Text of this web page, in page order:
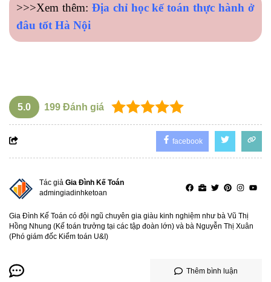
>>>Xem thêm: Địa chỉ học kế toán thực hành ở
đâu tốt Hà Nội
5.0 199 Đánh giá
facebook
Tác giả Gia Đình Kế Toán
admingiadinhketoan
Gia Đình Kế Toán có đội ngũ chuyên gia giàu kinh nghiệm như bà Vũ Thị
Hồng Nhung (Kế toán trưởng tại các tập đoàn lớn) và bà Nguyễn Thị Xuân
(Phó giám đốc Kiểm toán U&I)
Thêm bình luận